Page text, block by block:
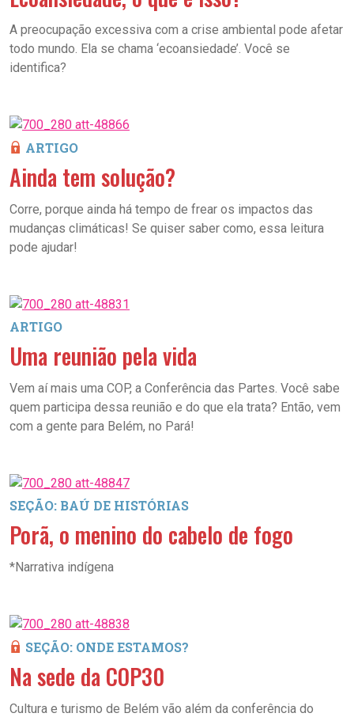
A preocupação excessiva com a crise ambiental pode afetar
todo mundo. Ela se chama ‘ecoansiedade’. Você se
identifica?
ARTIGO
Ainda tem solução?
Corre, porque ainda há tempo de frear os impactos das
mudanças climáticas! Se quiser saber como, essa leitura
pode ajudar!
ARTIGO
Uma reunião pela vida
Vem aí mais uma COP, a Conferência das Partes. Você sabe
quem participa dessa reunião e do que ela trata? Então, vem
com a gente para Belém, no Pará!
SEÇÃO: BAÚ DE HISTÓRIAS
Porã, o menino do cabelo de fogo
*Narrativa indígena
SEÇÃO: ONDE ESTAMOS?
Na sede da COP30
Cultura e turismo de Belém vão além da conferência do